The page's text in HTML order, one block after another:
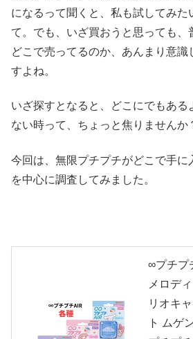
になるって聞くと、私も試してみた
て。でも、いざ買おうと思っても、
どこで売ってるのか、あんまり意
すよね。
いざ探すとなると、どこにでもある
ない時って、ちょっと焦りませんか
今回は、無限プチプチがどこで手に
を中心に調査してみました。
∞プチプ
メロデ
リオキ
ト ムゲ